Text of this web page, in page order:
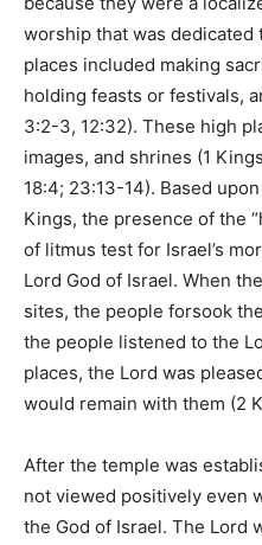
worship that was dedicated
places included making
holding feasts or festivals,
3:2-3, 12:32). These high
images, and shrines (1
18:4; 23:13-14). Based
Kings, the presence of the
of litmus test for Israel’s
Lord God of Israel. When
sites, the people forsook
the people listened to the
places, the Lord was
would remain with them (2
After the temple was
not viewed positively even
the God of Israel. The Lord